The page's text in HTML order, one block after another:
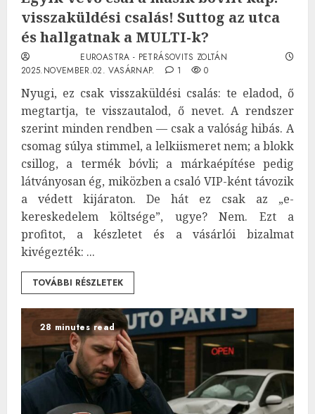
visszaküldési csalás! Suttog az utca
és hallgatnak a MULTI-k?
EUROASTRA - PETRÁSOVITS ZOLTÁN
2025.NOVEMBER.02. VASÁRNAP.
1 0
Nyugi, ez csak visszaküldési csalás: te eladod, ő
megtartja, te visszautalod, ő nevet. A rendszer
szerint minden rendben — csak a valóság hibás. A
csomag súlya stimmel, a lelkiismeret nem; a blokk
csillog, a termék bóvli; a márkaépítése pedig
látványosan ég, miközben a csaló VIP-ként távozik
a védett kijáraton. De hát ez csak az „e-
kereskedelem költsége”, ugye? Nem. Ezt a
profitot, a készletet és a vásárlói bizalmat
kivégezték: ...
TOVÁBBI RÉSZLETEK
28 minutes read